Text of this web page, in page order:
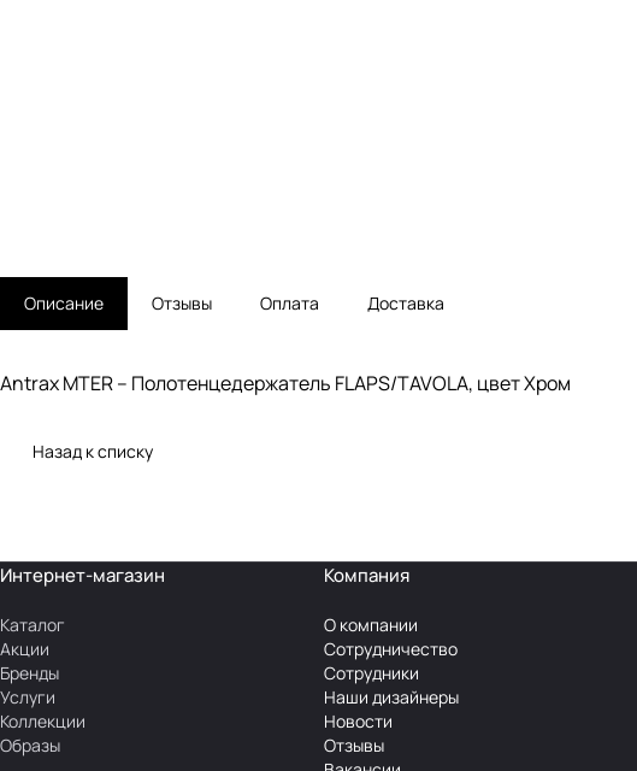
Описание Отзывы Оплата Доставка
Antrax MTER – Полотенцедержатель FLAPS/TAVOLA, цвет Хром
Назад к списку
Интернет-магазин
Каталог
Акции
Бренды
Услуги
Коллекции
Образы
Компания
О компании
Сотрудничество
Сотрудники
Наши дизайнеры
Новости
Отзывы